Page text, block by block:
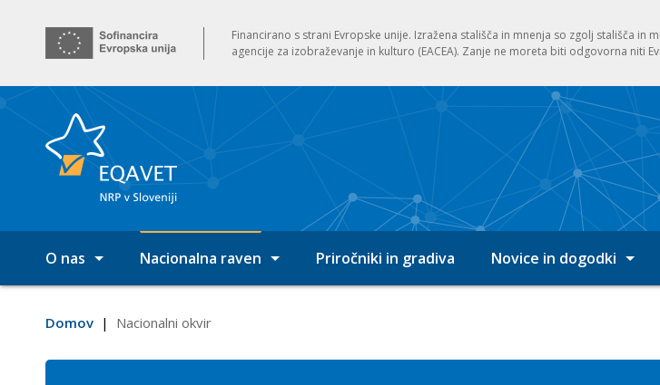
Financirano s strani Evropske unije. Izražena stališča in mnenja so zgolj stališča
agencije za izobraževanje in kulturo (EACEA). Zanje ne moreta biti odgovorna niti
O nas
EQAVET NRP v Sloveniji
Nacionalna raven
Zakonodaja
Priročniki in gradiva Novice in dogodki
Domov | Nacionalni okvir